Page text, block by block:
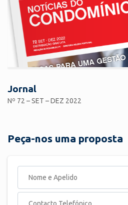
Jornal
Nº 72 – SET – DEZ 2022
Peça-nos uma proposta